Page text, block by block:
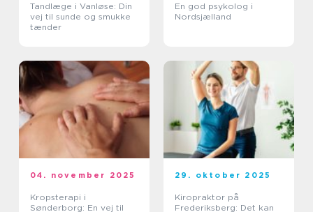
Tandlæge i Vanløse: Din
vej til sunde og smukke
tænder
En god psykolog i
Nordsjælland
04. november 2025
Kropsterapi i
Sønderborg: En vej til
29. oktober 2025
Kiropraktor på
Frederiksberg: Det kan